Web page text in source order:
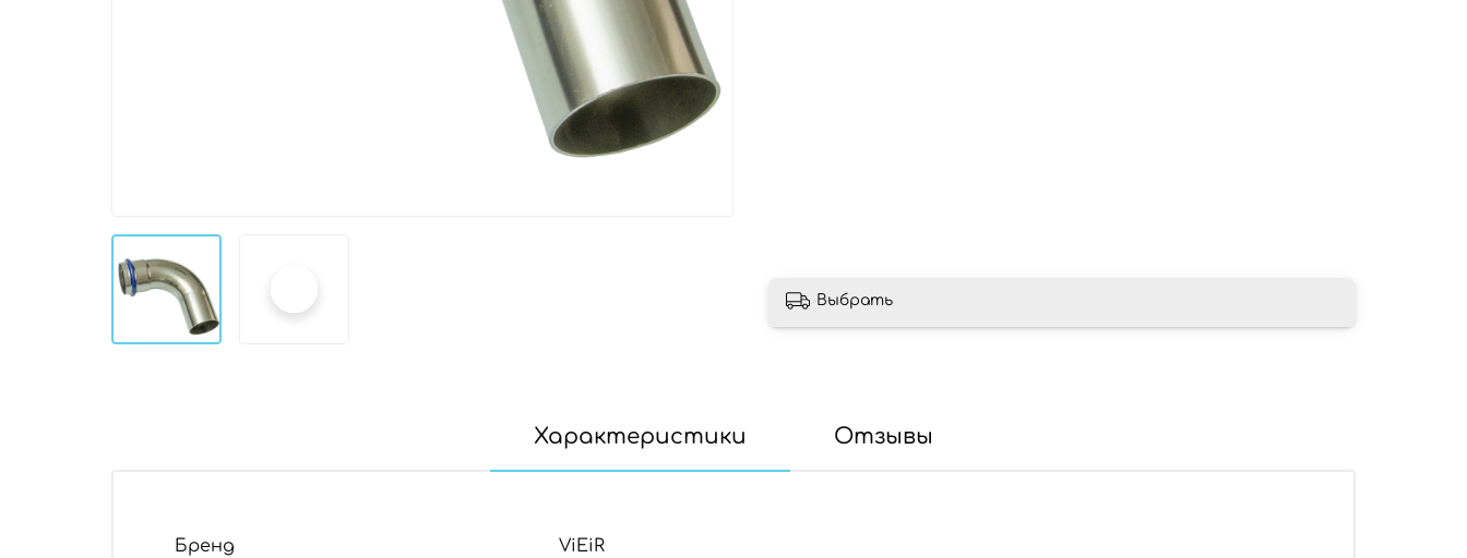
Выбрать
Характеристики Отзывы
Бренд ViEiR